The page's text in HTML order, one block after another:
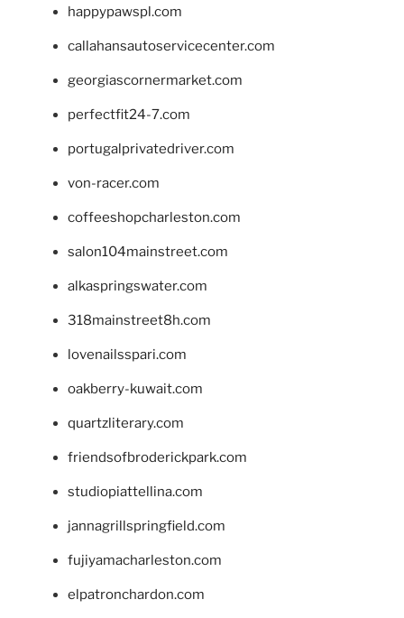
happypawspl.com
callahansautoservicecenter.com
georgiascornermarket.com
perfectfit24-7.com
portugalprivatedriver.com
von-racer.com
coffeeshopcharleston.com
salon104mainstreet.com
alkaspringswater.com
318mainstreet8h.com
lovenailsspari.com
oakberry-kuwait.com
quartzliterary.com
friendsofbroderickpark.com
studiopiattellina.com
jannagrillspringfield.com
fujiyamacharleston.com
elpatronchardon.com